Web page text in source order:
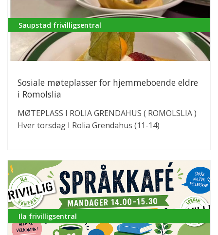
Saupstad frivilligsentral
Sosiale møteplasser for hjemmeboende eldre
i Romolslia
MØTEPLASS I ROLIA GRENDAHUS ( ROMOLSLIA )
Hver torsdag I Rolia Grendahus (11-14)
Ila frivilligsentral